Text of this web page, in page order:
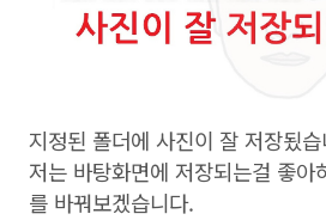
지정된 폴더에 사진이 잘 저장됬
저는 바탕화면에 저장되는걸 좋아
를 바꿔보겠습니다.